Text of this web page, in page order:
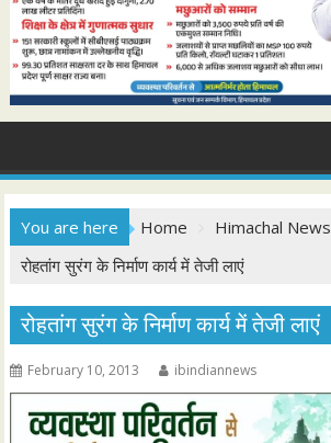
You are here Home Himachal News
रोहतांग सुरंग के निर्माण कार्य में तेजी लाएं
रोहतांग सुरंग के निर्माण कार्य में तेजी लाएं
February 10, 2013 ibindiannews